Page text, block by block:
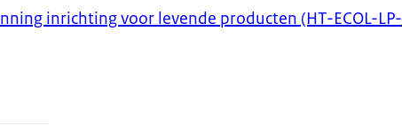
inrichting voor levende producten (HT-ECOL-LP-